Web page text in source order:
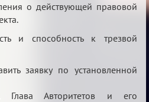
о действующей правовой
и способность к трезвой
заявку по установленной
Глава Авторитетов и его